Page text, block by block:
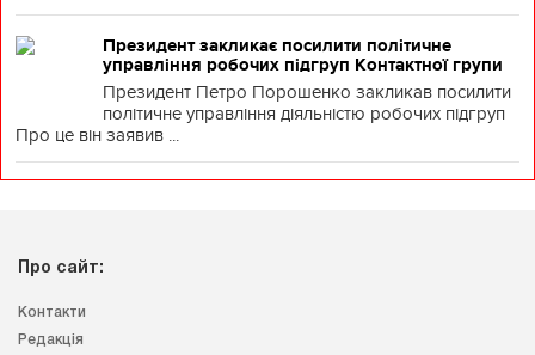
Президент закликає посилити політичне
управління робочих підгруп Контактної групи
Президент Петро Порошенко закликав посилити
політичне управління діяльністю робочих підгруп
Про це він заявив ...
Про сайт:
Контакти
Редакція